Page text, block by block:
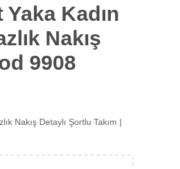
Yaka Kadın
Nakış
9908
Nakış Detaylı Şortlu Takım |